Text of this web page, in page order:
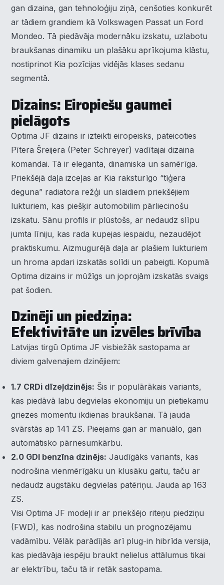
gan dizaina, gan tehnoloģiju ziņā, cenšoties konkurēt
ar tādiem grandiem kā Volkswagen Passat un Ford
Mondeo. Tā piedāvāja modernāku izskatu, uzlabotu
braukšanas dinamiku un plašāku aprīkojuma klāstu,
nostiprinot Kia pozīcijas vidējās klases sedanu
segmentā.
Dizains: Eiropiešu gaumei
pielāgots
Optima JF dizains ir izteikti eiropeisks, pateicoties
Pītera Šreijera (Peter Schreyer) vadītajai dizaina
komandai. Tā ir eleganta, dinamiska un samērīga.
Priekšējā daļa izceļas ar Kia raksturīgo “tīģera
deguna” radiatora režģi un slaidiem priekšējiem
lukturiem, kas piešķir automobilim pārliecinošu
izskatu. Sānu profils ir plūstošs, ar nedaudz slīpu
jumta līniju, kas rada kupejas iespaidu, nezaudējot
praktiskumu. Aizmugurējā daļa ar plašiem lukturiem
un hroma apdari izskatās solīdi un pabeigti. Kopumā
Optima dizains ir mūžīgs un joprojām izskatās svaigs
pat šodien.
Dzinēji un piedziņa:
Efektivitāte un izvēles brīvība
Latvijas tirgū Optima JF visbiežāk sastopama ar
diviem galvenajiem dzinējiem:
1.7 CRDi dīzeļdzinējs: Šis ir populārākais variants,
kas piedāvā labu degvielas ekonomiju un pietiekamu
griezes momentu ikdienas braukšanai. Tā jauda
svārstās ap 141 ZS. Pieejams gan ar manuālo, gan
automātisko pārnesumkārbu.
2.0 GDI benzīna dzinējs: Jaudīgāks variants, kas
nodrošina vienmērīgāku un klusāku gaitu, taču ar
nedaudz augstāku degvielas patēriņu. Jauda ap 163
ZS.
Visi Optima JF modeļi ir ar priekšējo riteņu piedziņu
(FWD), kas nodrošina stabilu un prognozējamu
vadāmību. Vēlāk parādījās arī plug-in hibrīda versija,
kas piedāvāja iespēju braukt nelielus attālumus tikai
ar elektrību, taču tā ir retāk sastopama.